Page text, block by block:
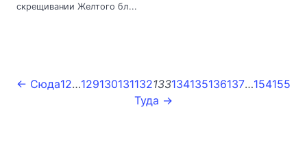
скрещивании Желтого бл...
← Сюда12…129130131132133134135136137…154155
Туда →